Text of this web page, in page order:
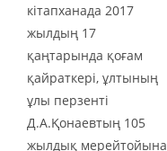
кітапханада 2017
жылдың 17
қаңтарында қоғам
қайраткері, ұлтының
ұлы перзенті
Д.А.Қонаевтың 105
жылдық мерейтойына